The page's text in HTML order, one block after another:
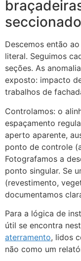
Descemos então
literal. Seguimos
seções. As
exposto: impacto
trabalhos de
Controlamos: o
espaçamento
aperto aparente,
ponto de controle
Fotografamos a
ponto singular. Se
(revestimento,
documentamos
Para a lógica de
útil se encontra
aterramento, lidos
não como um